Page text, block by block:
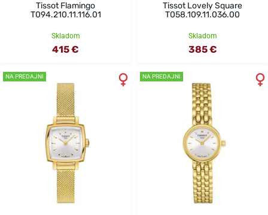
Tissot Flamingo
T094.210.11.116.01
Skladom
415 €
Tissot Lovely Square
T058.109.11.036.00
Skladom
385 €
NA PREDAJNI NA PREDAJNI